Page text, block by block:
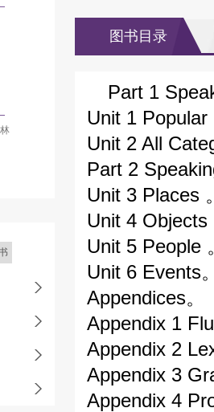
图书目录
Part 1
Unit 1
Unit 2 All
Part 2
Unit 3 Places
Unit 4 Objects
Unit 5 People
Unit 6 Events
Appendices。
Appendix 1
Appendix 2
Appendix 3
Appendix 4